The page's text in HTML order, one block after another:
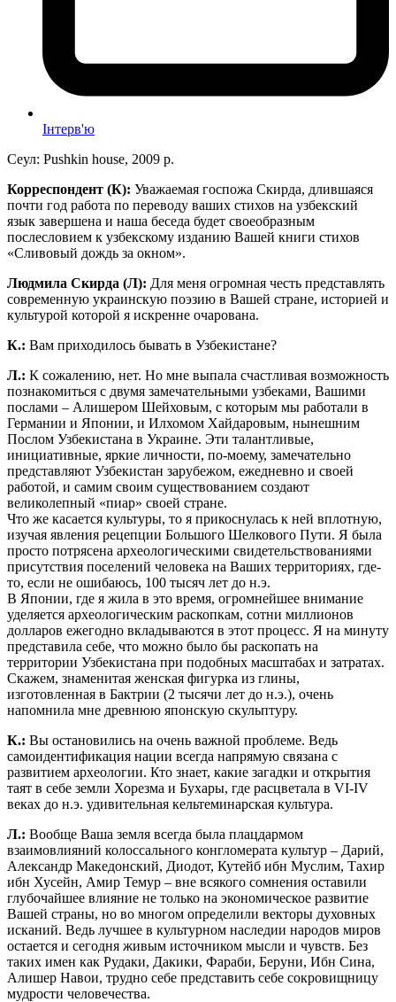
Інтерв'ю
Сеул: Pushkin house, 2009 р.
Корреспондент (К): Уважаемая госпожа Скирда, длившаяся
почти год работа по переводу ваших стихов на узбекский
язык завершена и наша беседа будет своеобразным
послесловием к узбекскому изданию Вашей книги стихов
«Сливовый дождь за окном».
Людмила Скирда (Л): Для меня огромная честь представлять
современную украинскую поэзию в Вашей стране, историей и
культурой которой я искренне очарована.
К.: Вам приходилось бывать в Узбекистане?
Л.: К сожалению, нет. Но мне выпала счастливая возможность
познакомиться с двумя замечательными узбеками, Вашими
послами – Алишером Шейховым, с которым мы работали в
Германии и Японии, и Илхомом Хайдаровым, нынешним
Послом Узбекистана в Украине. Эти талантливые,
инициативные, яркие личности, по-моему, замечательно
представляют Узбекистан зарубежом, ежедневно и своей
работой, и самим своим существованием создают
великолепный «пиар» своей стране.
Что же касается культуры, то я прикоснулась к ней вплотную,
изучая явления рецепции Большого Шелкового Пути. Я была
просто потрясена археологическими свидетельствованиями
присутствия поселений человека на Ваших территориях, где-
то, если не ошибаюсь, 100 тысяч лет до н.э.
В Японии, где я жила в это время, огромнейшее внимание
уделяется археологическим раскопкам, сотни миллионов
долларов ежегодно вкладываются в этот процесс. Я на минуту
представила себе, что можно было бы раскопать на
территории Узбекистана при подобных масштабах и затратах.
Скажем, знаменитая женская фигурка из глины,
изготовленная в Бактрии (2 тысячи лет до н.э.), очень
напомнила мне древнюю японскую скульптуру.
К.: Вы остановились на очень важной проблеме. Ведь
самоидентификация нации всегда напрямую связана с
развитием археологии. Кто знает, какие загадки и открытия
таят в себе земли Хорезма и Бухары, где расцветала в VI-IV
веках до н.э. удивительная кельтеминарская культура.
Л.: Вообще Ваша земля всегда была плацдармом
взаимовлияний колоссального конгломерата культур – Дарий,
Александр Македонский, Диодот, Кутейб ибн Муслим, Тахир
ибн Хусейн, Амир Темур – вне всякого сомнения оставили
глубочайшее влияние не только на экономическое развитие
Вашей страны, но во многом определили векторы духовных
исканий. Ведь лучшее в культурном наследии народов миров
остается и сегодня живым источником мысли и чувств. Без
таких имен как Рудаки, Дакики, Фараби, Беруни, Ибн Сина,
Алишер Навои, трудно себе представить себе сокровищницу
мудрости человечества.